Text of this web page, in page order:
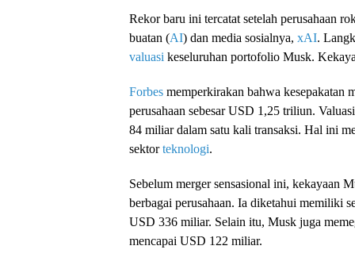
Rekor baru ini tercatat setelah perusahaan
buatan (AI) dan media sosialnya, xAI.
valuasi keseluruhan portofolio Musk.
Forbes memperkirakan bahwa kesepakatan
perusahaan sebesar USD 1,25 triliun.
84 miliar dalam satu kali transaksi. Hal ini
sektorteknologi.
Sebelum merger sensasional ini, kekayaan
berbagai perusahaan. Ia diketahui memiliki
USD 336 miliar. Selain itu, Musk juga
mencapai USD 122 miliar.